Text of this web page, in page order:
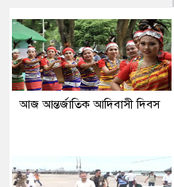
আজ আন্তর্জাতিক আদিবাসী দিবস